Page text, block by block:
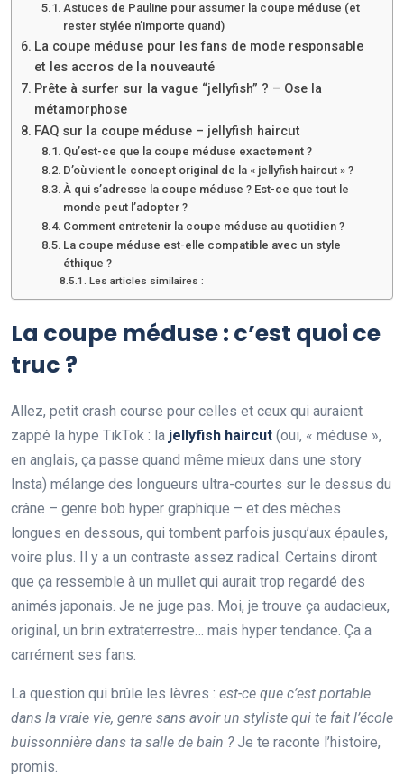
Astuces de Pauline pour assumer la coupe méduse (et
rester stylée n’importe quand)
La coupe méduse pour les fans de mode responsable
et les accros de la nouveauté
Prête à surfer sur la vague “jellyfish” ? – Ose la
métamorphose
FAQ sur la coupe méduse – jellyfish haircut
Qu’est-ce que la coupe méduse exactement ?
D’où vient le concept original de la « jellyfish haircut » ?
À qui s’adresse la coupe méduse ? Est-ce que tout le
monde peut l’adopter ?
Comment entretenir la coupe méduse au quotidien ?
La coupe méduse est-elle compatible avec un style
éthique ?
Les articles similaires :
La coupe méduse : c’est quoi ce
truc ?
Allez, petit crash course pour celles et ceux qui auraient
zappé la hype TikTok : la jellyfish haircut (oui, « méduse »,
en anglais, ça passe quand même mieux dans une story
Insta) mélange des longueurs ultra-courtes sur le dessus du
crâne – genre bob hyper graphique – et des mèches
longues en dessous, qui tombent parfois jusqu’aux épaules,
voire plus. Il y a un contraste assez radical. Certains diront
que ça ressemble à un mullet qui aurait trop regardé des
animés japonais. Je ne juge pas. Moi, je trouve ça audacieux,
original, un brin extraterrestre… mais hyper tendance. Ça a
carrément ses fans.
La question qui brûle les lèvres : est-ce que c’est portable
dans la vraie vie, genre sans avoir un styliste qui te fait l’école
buissonnière dans ta salle de bain ?Je te raconte l’histoire,
promis.